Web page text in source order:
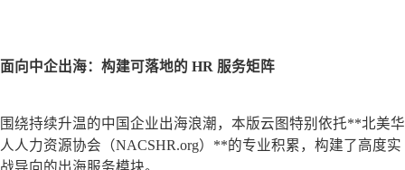
面向中企出海：构建可落地的 HR 服务矩阵
围绕持续升温的中国企业出海浪潮，本版云图特别依托**北美华
人人力资源协会（NACSHR.org）**的专业积累，构建了高度实
战导向的出海服务模块。